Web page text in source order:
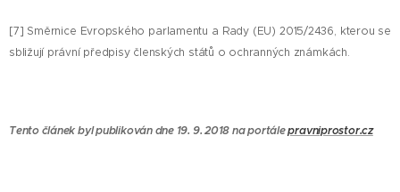
[7] Směrnice Evropského parlamentu a Rady (EU) 2015/2436, kterou se
sbližují právní předpisy členských států o ochranných známkách.
Tento článek byl publikován dne 19. 9. 2018 na portálepravniprostor.cz